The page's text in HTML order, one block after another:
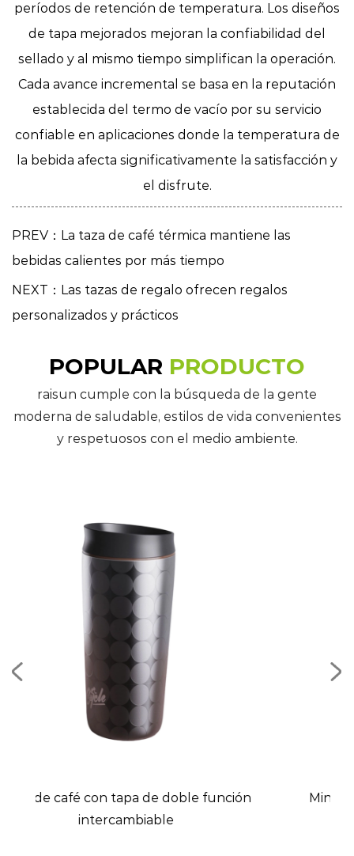
períodos de retención de temperatura. Los diseños
de tapa mejorados mejoran la confiabilidad del
sellado y al mismo tiempo simplifican la operación.
Cada avance incremental se basa en la reputación
establecida del termo de vacío por su servicio
confiable en aplicaciones donde la temperatura de
la bebida afecta significativamente la satisfacción y
el disfrute.
PREV：La taza de café térmica mantiene las
bebidas calientes por más tiempo
NEXT：Las tazas de regalo ofrecen regalos
personalizados y prácticos
POPULAR PRODUCTO
raisun cumple con la búsqueda de la gente
moderna de saludable, estilos de vida convenientes
y respetuosos con el medio ambiente.
función
Mini cubo de hielo portátil de